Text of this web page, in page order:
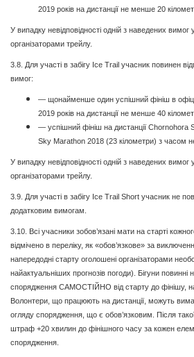
2019 років на дистанції не менше 20
У випадку невідповідності одній з наведених
організаторами трейлу.
3.8. Для участі в забігу Ice Trail учасник повинен
вимог:
— щонайменше один успішний фініш в
2019 років на дистанції не менше 40
— успішний фініш на дистанції
Sky Marathon 2018 (23 кілометри) з часом
У випадку невідповідності одній з наведених
організаторами трейлу.
3.9. Для участі в забігу Ice Trail Short учасник не
додатковим вимогам.
3.10. Всі учасники зобов’язані мати на старті
відмічено в переліку, як «обов’язкове» за
напередодні старту оголошені організаторами
найактуальніших прогнозів погоди). Бігуни
спорядження САМОСТІЙНО від старту до фінішу, на
Волонтери, що працюють на дистанції, можуть
огляду спорядження, що є обов’язковим. Після
штраф +20 хвилин до фінішного часу за кожен
спорядження.